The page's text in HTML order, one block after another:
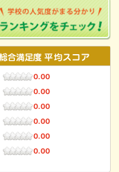
0.00
0.00
0.00
0.00
0.00
0.00